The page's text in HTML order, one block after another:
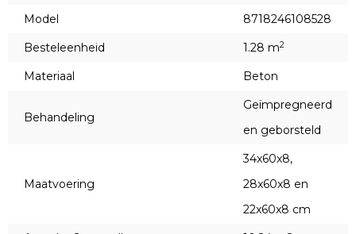
Model
8718246108528
Besteleenheid
1.28 m2
Materiaal Beton
Behandeling
Geïmpregneerd
en geborsteld
Maatvoering
34x60x8,
28x60x8 en
22x60x8 cm